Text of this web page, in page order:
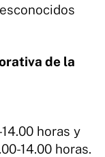
de la
horas y
14.00 horas.